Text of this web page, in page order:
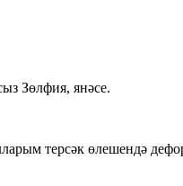
Зөлфия, янәсе.
терсәк өлешендә